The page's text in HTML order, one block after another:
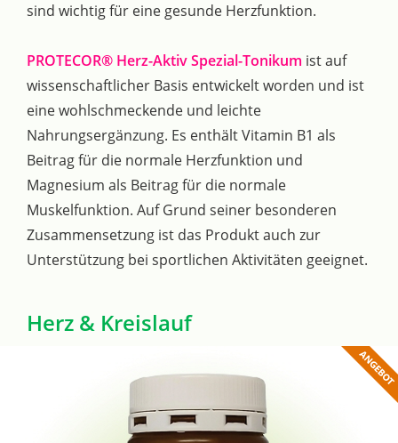
sind wichtig für eine gesunde Herzfunktion.
PROTECOR® Herz-Aktiv Spezial-Tonikum ist auf
wissenschaftlicher Basis entwickelt worden und ist
eine wohlschmeckende und leichte
Nahrungsergänzung. Es enthält Vitamin B1 als
Beitrag für die normale Herzfunktion und
Magnesium als Beitrag für die normale
Muskelfunktion. Auf Grund seiner besonderen
Zusammensetzung ist das Produkt auch zur
Unterstützung bei sportlichen Aktivitäten geeignet.
Herz & Kreislauf